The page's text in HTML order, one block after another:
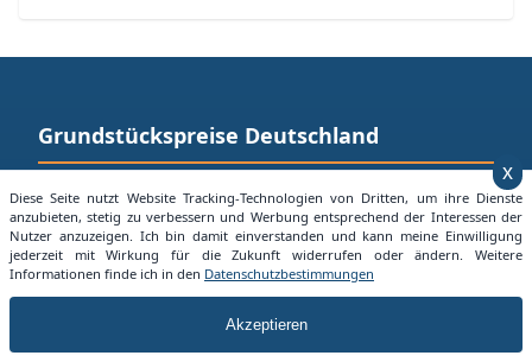
Grundstückspreise Deutschland
Mit der Seite Grundstueckspreise.info bieten wir jedem
die Möglichkeit sich einen Überblick über aktuelle
Grundstücksangebote in seiner Nähe zu machen.
Besuchen Sie auch:
x
Diese Seite nutzt Website Tracking-Technologien von Dritten, um ihre Dienste
anzubieten, stetig zu verbessern und Werbung entsprechend der Interessen der
Nutzer anzuzeigen. Ich bin damit einverstanden und kann meine Einwilligung
jederzeit mit Wirkung für die Zukunft widerrufen oder ändern. Weitere
Informationen finde ich in den Datenschutzbestimmungen
Akzeptieren